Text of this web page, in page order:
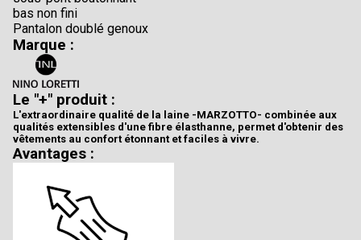
bas non fini
Pantalon doublé genoux
Marque :
Le "+" produit :
L'extraordinaire qualité de la laine -MARZOTTO- combinée aux
qualités extensibles d'une fibre élasthanne, permet d'obtenir des
vêtements au confort étonnant et faciles à vivre.
Avantages :